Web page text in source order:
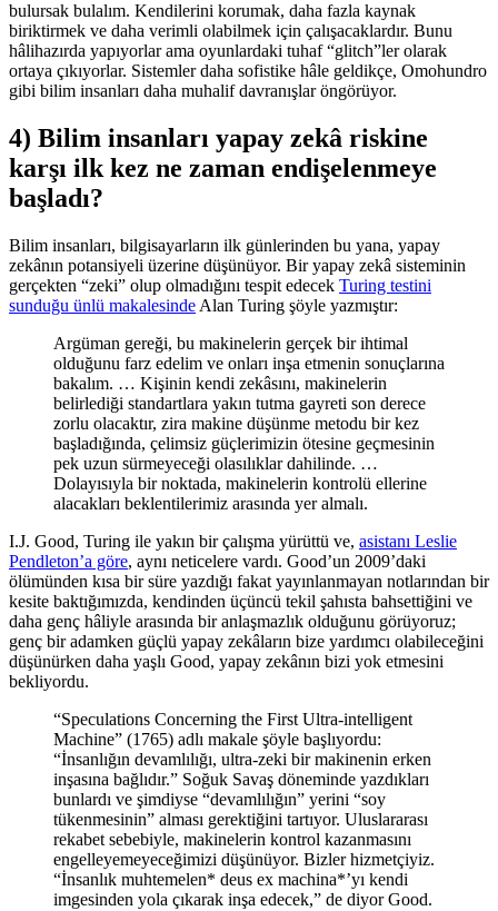
bulursak bulalım. Kendilerini korumak, daha fazla kaynak
biriktirmek ve daha verimli olabilmek için çalışacaklardır. Bunu
hâlihazırda yapıyorlar ama oyunlardaki tuhaf “glitch”ler olarak
ortaya çıkıyorlar. Sistemler daha sofistike hâle geldikçe, Omohundro
gibi bilim insanları daha muhalif davranışlar öngörüyor.
4) Bilim insanları yapay zekâ riskine
karşı ilk kez ne zaman endişelenmeye
başladı?
Bilim insanları, bilgisayarların ilk günlerinden bu yana, yapay
zekânın potansiyeli üzerine düşünüyor. Bir yapay zekâ sisteminin
gerçekten “zeki” olup olmadığını tespit edecek Turing testini
sunduğu ünlü makalesinde Alan Turing şöyle yazmıştır:
Argüman gereği, bu makinelerin gerçek bir ihtimal
olduğunu farz edelim ve onları inşa etmenin sonuçlarına
bakalım. … Kişinin kendi zekâsını, makinelerin
belirlediği standartlara yakın tutma gayreti son derece
zorlu olacaktır, zira makine düşünme metodu bir kez
başladığında, çelimsiz güçlerimizin ötesine geçmesinin
pek uzun sürmeyeceği olasılıklar dahilinde. …
Dolayısıyla bir noktada, makinelerin kontrolü ellerine
alacakları beklentilerimiz arasında yer almalı.
I.J. Good, Turing ile yakın bir çalışma yürüttü ve, asistanı Leslie
Pendleton’a göre, aynı neticelere vardı. Good’un 2009’daki
ölümünden kısa bir süre yazdığı fakat yayınlanmayan notlarından bir
kesite baktığımızda, kendinden üçüncü tekil şahısta bahsettiğini ve
daha genç hâliyle arasında bir anlaşmazlık olduğunu görüyoruz;
genç bir adamken güçlü yapay zekâların bize yardımcı olabileceğini
düşünürken daha yaşlı Good, yapay zekânın bizi yok etmesini
bekliyordu.
“Speculations Concerning the First Ultra-intelligent
Machine” (1765) adlı makale şöyle başlıyordu:
“İnsanlığın devamlılığı, ultra-zeki bir makinenin erken
inşasına bağlıdır.” Soğuk Savaş döneminde yazdıkları
bunlardı ve şimdiyse “devamlılığın” yerini “soy
tükenmesinin” alması gerektiğini tartıyor. Uluslararası
rekabet sebebiyle, makinelerin kontrol kazanmasını
engelleyemeyeceğimizi düşünüyor. Bizler hizmetçiyiz.
“İnsanlık muhtemelen* deus ex machina*’yı kendi
imgesinden yola çıkarak inşa edecek,” de diyor Good.